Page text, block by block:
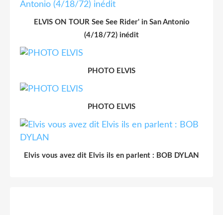
ELVIS ON TOUR See See Rider' in San Antonio
(4/18/72) inédit
PHOTO ELVIS
PHOTO ELVIS
Elvis vous avez dit Elvis ils en parlent : BOB DYLAN